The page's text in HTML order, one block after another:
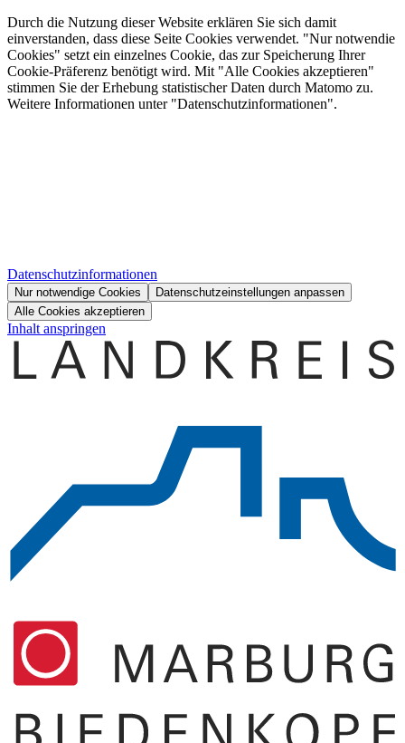
Durch die Nutzung dieser Website erklären Sie sich damit
einverstanden, dass diese Seite Cookies verwendet. "Nur notwendie
Cookies" setzt ein einzelnes Cookie, das zur Speicherung Ihrer
Cookie-Präferenz benötigt wird. Mit "Alle Cookies akzeptieren"
stimmen Sie der Erhebung statistischer Daten durch Matomo zu.
Weitere Informationen unter "Datenschutzinformationen".
Datenschutzinformationen
Nur notwendige Cookies
Datenschutzeinstellungen anpassen
Alle Cookies akzeptieren
Inhalt anspringen